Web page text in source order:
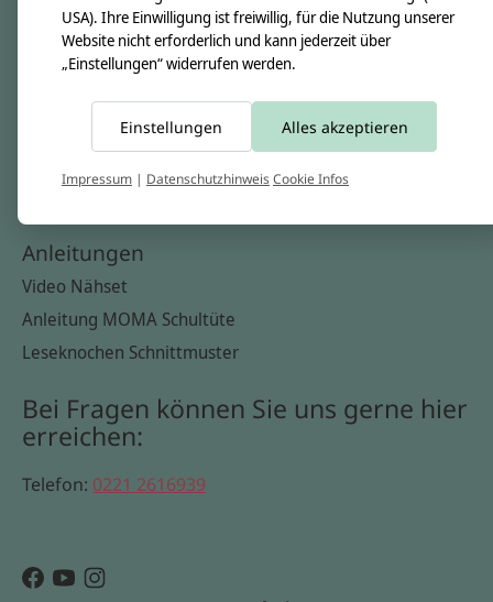
Versandkosten & Rücksendungen
Zahlungsarten
Widerrufsbelehrung
Anleitungen
Video Nähset
Anleitung MOMA Schultüte
Leseknochen Schnittmuster
Bei Fragen können Sie uns gerne hier
erreichen:
Telefon: 0221 2616939
USA). Ihre Einwilligung ist freiwillig, für die Nutzung unserer
Website nicht erforderlich und kann jederzeit über
„Einstellungen“ widerrufen werden.
Einstellungen Alles akzeptieren
Impressum | DatenschutzhinweisCookie Infos